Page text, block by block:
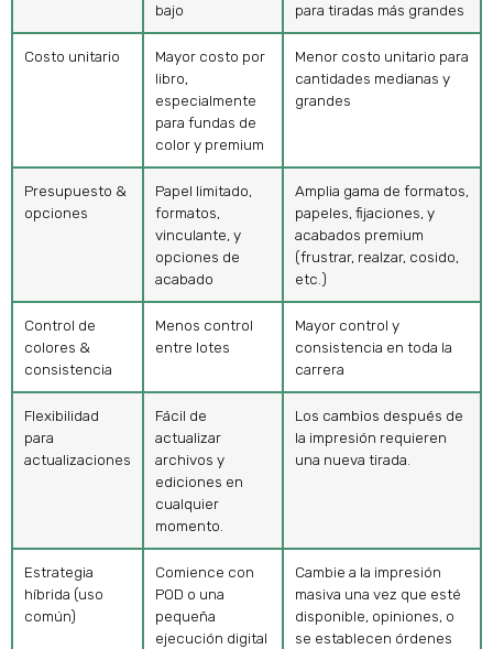
bajo
para tiradas más grandes
Costo unitario
Mayor costo por
libro,
especialmente
para fundas de
color y premium
Menor costo unitario para
cantidades medianas y
grandes
Presupuesto &
opciones
Papel limitado,
formatos,
vinculante, y
opciones de
acabado
Amplia gama de formatos,
papeles, fijaciones, y
acabados premium
(frustrar, realzar, cosido,
etc.)
Control de
colores &
consistencia
Menos control
entre lotes
Mayor control y
consistencia en toda la
carrera
Flexibilidad
para
actualizaciones
Fácil de
actualizar
archivos y
ediciones en
cualquier
momento.
Los cambios después de
la impresión requieren
una nueva tirada.
Estrategia
híbrida (uso
común)
Comience con
POD o una
pequeña
ejecución digital
Cambie a la impresión
masiva una vez que esté
disponible, opiniones, o
se establecen órdenes